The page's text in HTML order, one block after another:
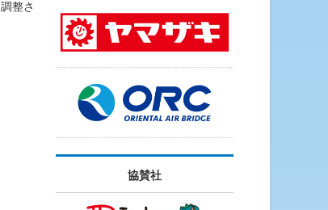
整さ
協賛社